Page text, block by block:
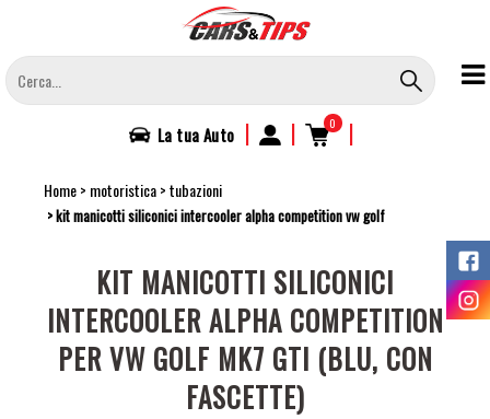
contenuto
principale
La tuaAuto | | 0 |
Home motoristica tubazioni
kit manicotti siliconici intercooler alpha competition vw golf
KIT MANICOTTI SILICONICI
INTERCOOLER ALPHA COMPETITION
PER VW GOLF MK7 GTI (BLU, CON
FASCETTE)